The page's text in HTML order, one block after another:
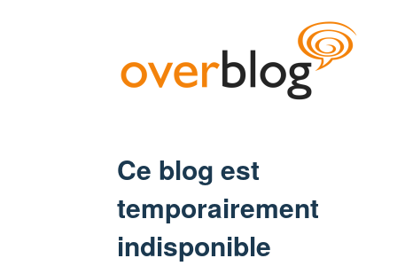
Ce blog est
temporairement
indisponible